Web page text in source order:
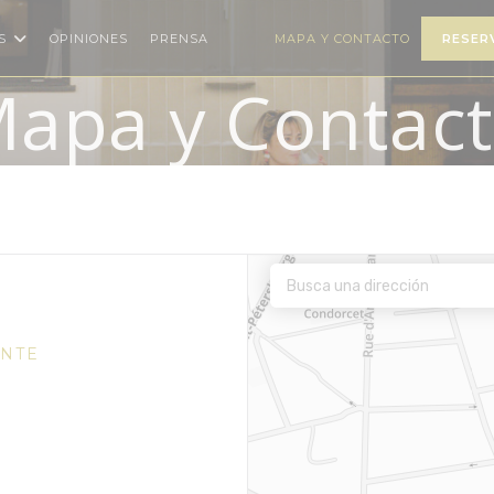
OPINIONES PRENSA MAPA Y CONTACTO
y